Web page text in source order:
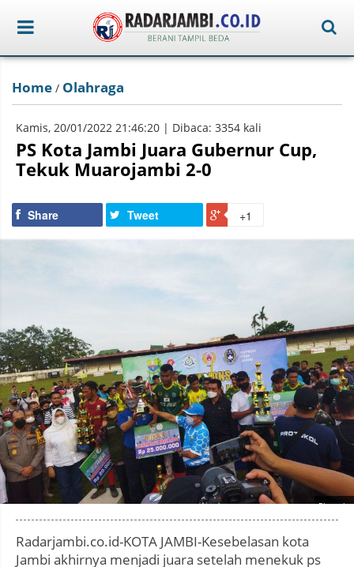
Home / Olahraga
Kamis, 20/01/2022 21:46:20 | Dibaca: 3354 kali
PS Kota Jambi Juara Gubernur Cup,
Tekuk Muarojambi 2-0
Share Tweet +1
Photo by
Radarjambi.co.id-KOTA JAMBI-Kesebelasan kota
Jambi akhirnya menjadi juara setelah menekuk ps